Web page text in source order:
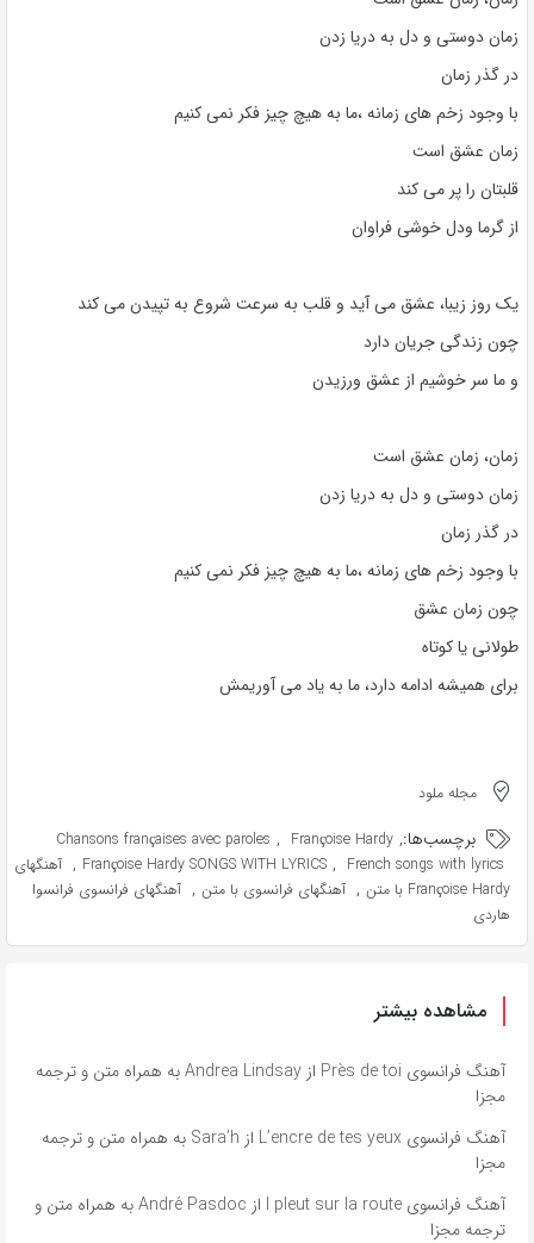
زمان دوستی و دل به دریا زدن
در گذر زمان
با وجود زخم های زمانه ،ما به هیچ چیز فکر نمی کنیم
زمان عشق است
قلبتان را پر می کند
از گرما ودل خوشی فراوان
یک روز زیبا، عشق می آید و قلب به سرعت شروع به تپیدن می کند
چون زندگی جریان دارد
و ما سر خوشیم از عشق ورزیدن
زمان، زمان عشق است
زمان دوستی و دل به دریا زدن
در گذر زمان
با وجود زخم های زمانه ،ما به هیچ چیز فکر نمی کنیم
چون زمان عشق
طولانی یا کوتاه
برای همیشه ادامه دارد، ما به یاد می آوریمش
مجله ملود
برچسب‌ها: Chansons françaises avec paroles , Françoise Hardy ,
Françoise Hardy SONGS WITH LYRICS , French songs with lyrics
, آهنگهای
Françoise Hardy با متن
, آهنگهای فرانسوی با متن , آهنگهای فرانسوی فرانسوا
هاردی
مشاهده بیشتر
آهنگ فرانسوی Près de toi از Andrea Lindsay به همراه متن و ترجمه
مجزا
آهنگ فرانسوی L’encre de tes yeux از Sara’h به همراه متن و ترجمه
مجزا
آهنگ فرانسوی l pleut sur la route از André Pasdoc به همراه متن و
ترجمه مجزا